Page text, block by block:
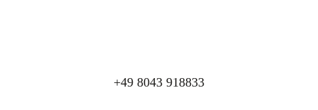
+49 8043 918833